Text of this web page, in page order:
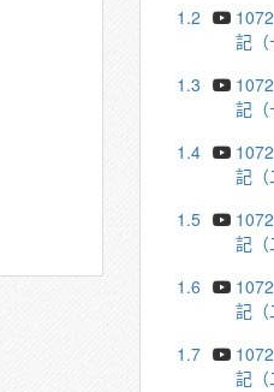
1.2
記（
1.3
記（
1.4
記（
1.5
記（
1.6
記（
1.7
記